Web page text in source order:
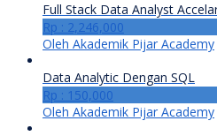
Full Stack Data Analyst
Rp : 2,246,000
Oleh Akademik Pijar Academy
Data Analytic Dengan SQL
Rp : 150,000
Oleh Akademik Pijar Academy